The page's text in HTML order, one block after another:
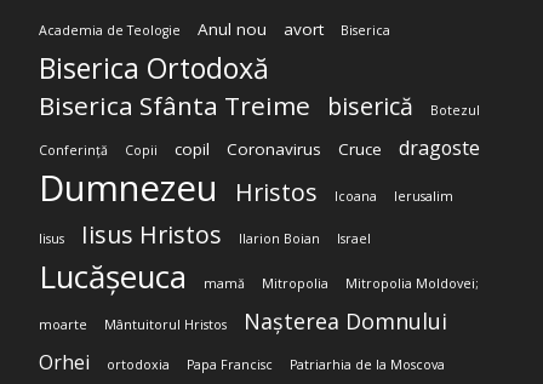
Academia de Teologie Anul nou avort Biserica
Biserica Ortodoxă
Biserica Sfânta Treime biserică Botezul
Conferință Copii copil Coronavirus Cruce dragoste
Dumnezeu Hristos Icoana Ierusalim
Iisus Iisus Hristos Ilarion Boian Israel
Lucășeuca mamă Mitropolia Mitropolia Moldovei;
moarte Mântuitorul Hristos Nașterea Domnului
Orhei ortodoxia Papa Francisc Patriarhia de la Moscova